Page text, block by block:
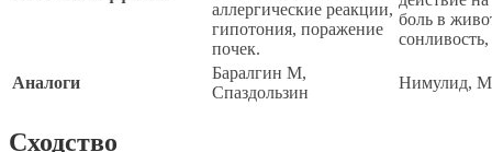
аллергические реакции,
гипотония, поражение
почек.
боль в
Аналоги
Баралгин М,
Спаздользин
Нимулид,
Сходство